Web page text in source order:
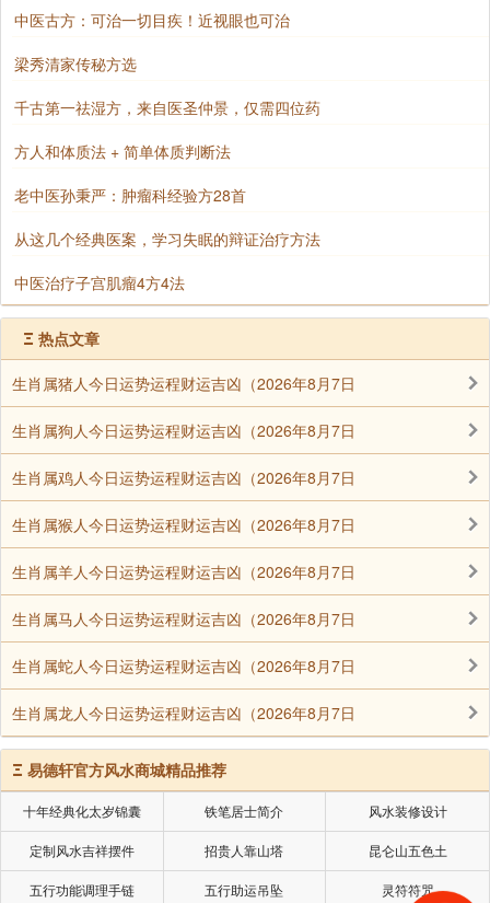
们肯定会摔得头破血流的，有了母亲的护佑，我们才会
奇效，大家可以尝试一下!
6、多念佛诵经!
7、多行善事，广积阴德，多放生，很多戒邪淫网的
网友反映多做善事之后，往往比较容易管住自己;
8、一定要认识到：意淫的危害和手淫一样大，戒手
念佛是对治意淫的最好方法!
9、常修不净观(或者印光大师教我们的观想蛇吞根
法，或者白骨观)，这个方法很对治;
10、经常读诵《地藏经》超拔怨亲债主，为什么戒邪
淫屡戒屡犯，其中也有自己的冤亲债主在起作用，强烈
建议大家到山西小院打地藏七，就会明白了，这个很重
要很重要，大家千万不要忽视;
11、大悲寺的妙祥法师说，少吃(尽量过午不食)，可
以帮助我们戒邪淫，有助于持戒!这一点我还是前一段时
间才看到的，我现在正在体验，有机会再向大家汇报。
以上是我的个人感受和经历，仅供大家参考!!
南无阿弥陀佛!!
声明：部分内容来于网络，如有侵权，请联系我们删除！以上内容，并
不代表易德轩观点。
中医古方：可治一切目疾！近视眼也可治
梁秀清家传秘方选
千古第一祛湿方，来自医圣仲景，仅需四位药
方人和体质法 + 简单体质判断法
老中医孙秉严：肿瘤科经验方28首
从这几个经典医案，学习失眠的辩证治疗方法
中医治疗子宫肌瘤4方4法
Ξ 热点文章
生肖属猪人今日运势运程财运吉凶（2026年8月7日
生肖属狗人今日运势运程财运吉凶（2026年8月7日
生肖属鸡人今日运势运程财运吉凶（2026年8月7日
生肖属猴人今日运势运程财运吉凶（2026年8月7日
生肖属羊人今日运势运程财运吉凶（2026年8月7日
生肖属马人今日运势运程财运吉凶（2026年8月7日
生肖属蛇人今日运势运程财运吉凶（2026年8月7日
生肖属龙人今日运势运程财运吉凶（2026年8月7日
Ξ 易德轩官方风水商城精品推荐
十年经典化太岁锦囊 铁笔居士简介 风水装修设计
定制风水吉祥摆件 招贵人靠山塔 昆仑山五色土
五行功能调理手链 五行助运吊坠 灵符符咒